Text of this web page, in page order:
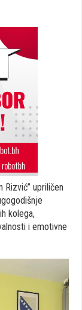
Rizvić” upriličen
kolega,
i emotivne